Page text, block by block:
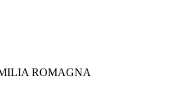
ROMAGNA